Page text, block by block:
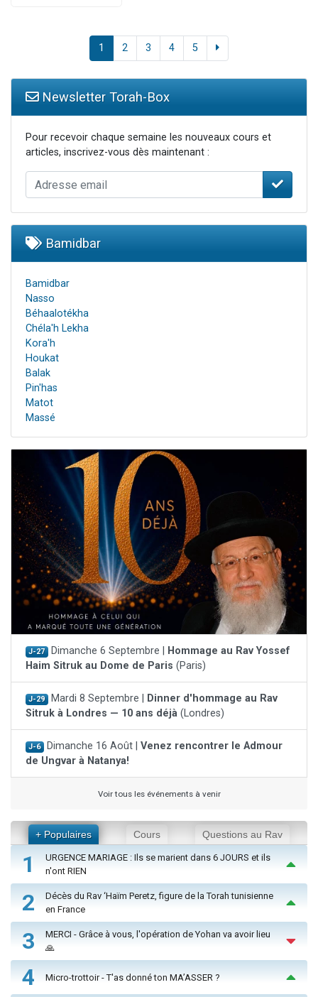
1 2 3 4 5
Newsletter Torah-Box
Pour recevoir chaque semaine les nouveaux cours et
articles, inscrivez-vous dès maintenant :
Bamidbar
Bamidbar
Nasso
Béhaalotékha
Chéla'h Lekha
Kora'h
Houkat
Balak
Pin'has
Matot
Massé
J-27 Dimanche 6 Septembre |
Hommage au Rav Yossef
Haim Sitruk au Dome de Paris (Paris)
J-29 Mardi 8 Septembre |
Dinner d'hommage au Rav
Sitruk à Londres — 10 ans déjà (Londres)
J-6 Dimanche 16 Août | Venez rencontrer le Admour
de Ungvar à Natanya!
Voir tous les événements à venir
+ Populaires Cours Questions au Rav
1
URGENCE MARIAGE : Ils se marient dans 6 JOURS et ils
n'ont RIEN
2
Décès du Rav ‘Haïm Peretz, figure de la Torah tunisienne
en France
3
MERCI - Grâce à vous, l'opération de Yohan va avoir lieu
🙏
4 Micro-trottoir - T'as donné ton MA’ASSER ?